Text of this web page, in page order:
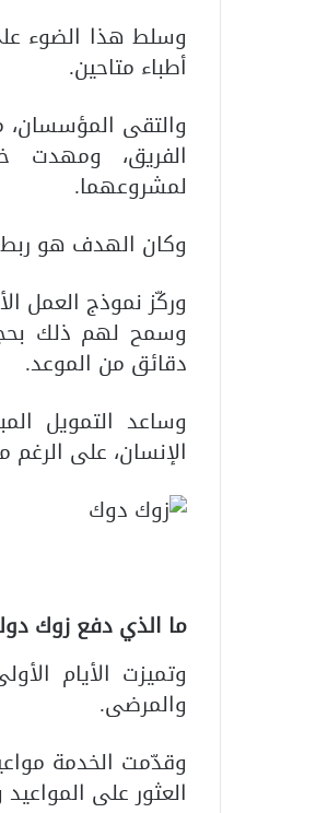
وسلط هذا الضوء
أطباء متاحين.
والتقى المؤسسان،
الفريق، ومهدت
لمشروعهما.
وكان الهدف هو ربط
وركّز نموذج العمل
وسمح لهم ذلك
دقائق من الموعد.
وساعد التمويل
الإنسان، على
ما الذي دفع زوك
وتميزت الأيام
والمرضى.
وقدّمت الخدمة
العثور على